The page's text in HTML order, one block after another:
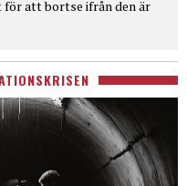
att bortse ifrån den är